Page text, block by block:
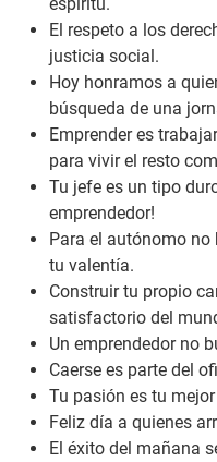
El respeto a los
justicia social.
Hoy honramos a
búsqueda de una
Emprender es
para vivir el resto
Tu jefe es un tipo
emprendedor!
Para el autónomo
tu valentía.
Construir tu propio
satisfactorio del
Un emprendedor no
Caerse es parte del
Tu pasión es tu
Feliz día a quienes
El éxito del mañana